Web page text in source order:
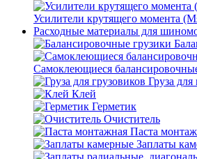
Усилители крутящего момента
Расходные материалы для
Самоклеющиеся
Груза для
Клей
Герметик
Очиститель
Паста
Заплаты